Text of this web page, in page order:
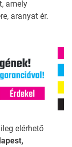
amely
aranyat ér.
elérhető